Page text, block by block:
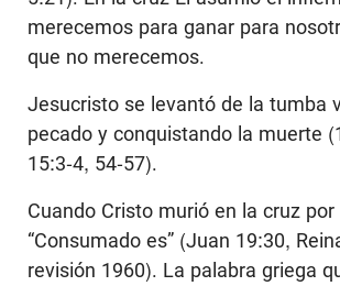
merecemos para ganar para
que no merecemos.
Jesucristo se levantó de la tumba
pecado y conquistando la muerte
15:3-4, 54-57).
Cuando Cristo murió en la cruz
“Consumado es” (Juan 19:30,
revisión 1960). La palabra griega